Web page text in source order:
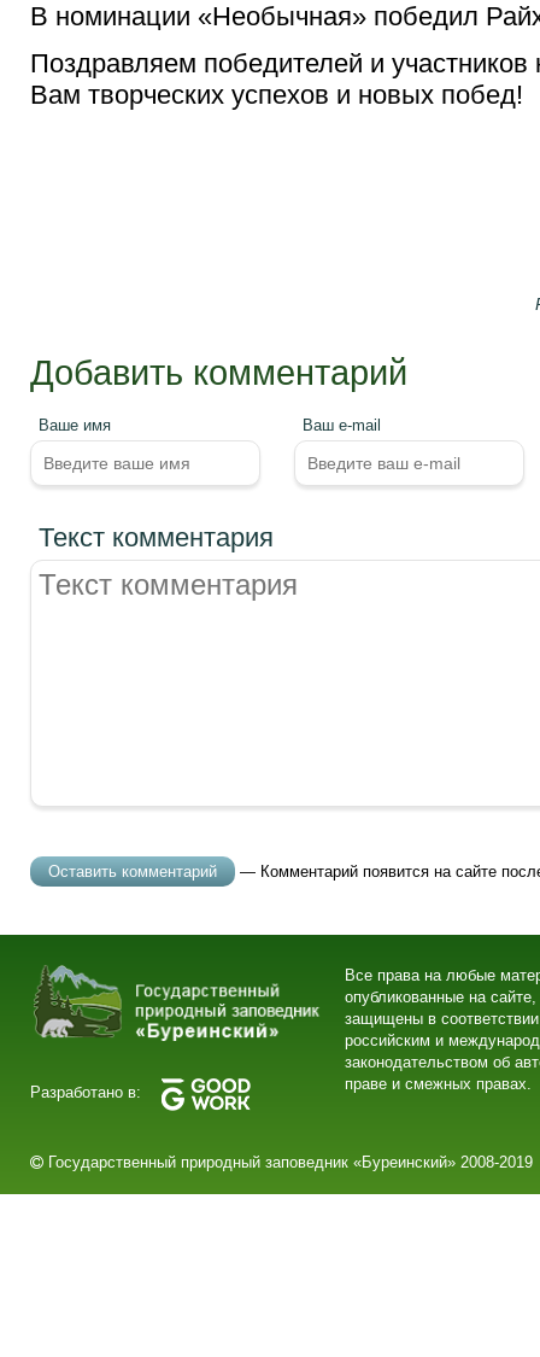
В номинации «Необычная» победил
Поздравляем победителей и
Вам творческих успехов и новых побед!
Добавить комментарий
Ваше имя Ваш e-mail
Текст комментария
— Комментарий появится на сайте
Разработано в:
Все права на любые
опубликованные на сайте,
защищены в
российским и
законодательством об
праве и смежных правах.
Государственный природный заповедник «Буреинский» 2008-2019